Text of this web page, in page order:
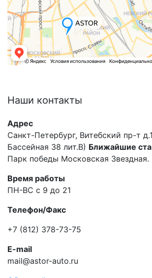
Наши контакты
Адрес
Санкт-Петербург, Витебский пр-т
Бассейная 38 лит.В) Ближайшие
Парк победы Московская Звездная.
Время работы
ПН-ВС с 9 до 21
Телефон/Факс
+7 (812) 378-73-75
E-mail
mail@astor-auto.ru